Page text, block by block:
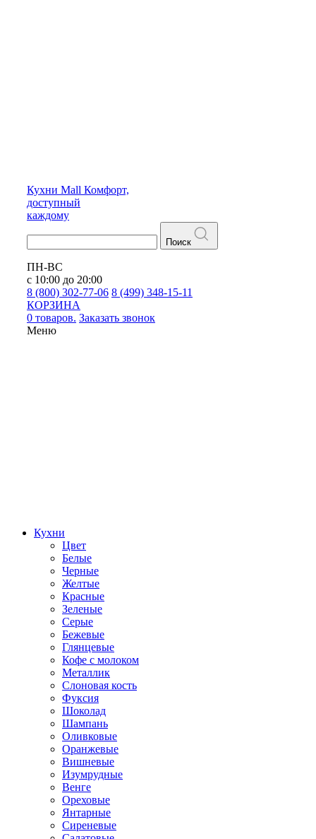
Кухни Mall Комфорт,
доступный
каждому
Поиск
ПН-ВС
с 10:00 до 20:00
8 (800) 302-77-06 8 (499) 348-15-11
КОРЗИНА
0 товаров. Заказать звонок
Меню
Кухни
Цвет
Белые
Черные
Желтые
Красные
Зеленые
Серые
Бежевые
Глянцевые
Кофе с молоком
Металлик
Слоновая кость
Фуксия
Шоколад
Шампань
Оливковые
Оранжевые
Вишневые
Изумрудные
Венге
Ореховые
Янтарные
Сиреневые